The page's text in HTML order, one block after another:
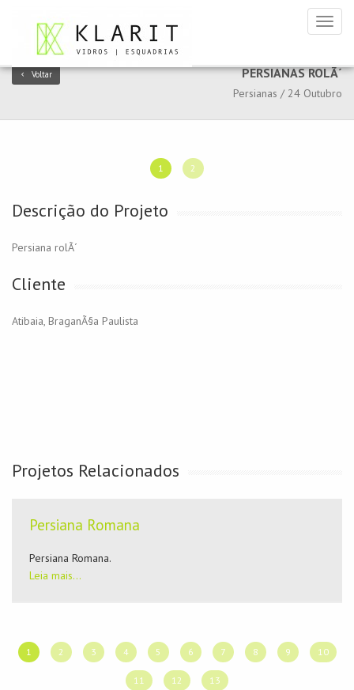
Voltar PERSIANAS ROLÃ´
Persianas / 24 Outubro
1 2
Descrição do Projeto
Persiana rolÃ´
Cliente
Atibaia, BraganÃ§a Paulista
Projetos Relacionados
Persiana Romana
Persiana Romana.
Leia mais...
1 2 3 4 5 6 7 8 9 10
11 12 13